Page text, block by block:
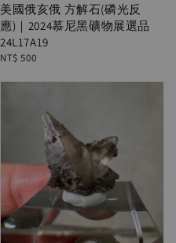
美國俄亥俄 方解石(磷光反
應)｜2024慕尼黑礦物展選品
24L17A19
Regular
NT$ 500